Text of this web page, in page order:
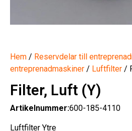
Hem / Reservdelar till
entreprenadmaskiner / Luftfilter /
Filter, Luft (Y)
Artikelnummer:600-185-4110
Luftfilter Ytre